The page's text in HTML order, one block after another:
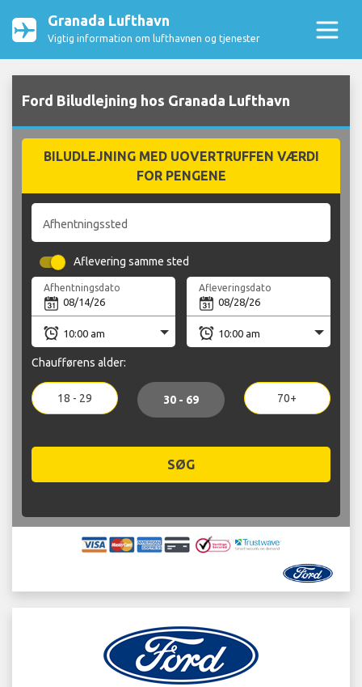
Granada Lufthavn
Vigtig information om lufthavnen og tjenester
Ford Biludlejning hos Granada Lufthavn
BILUDLEJNING MED UOVERTRUFFEN VÆRDI
FOR PENGENE
Afhentningssted
Aflevering samme sted
Afhentningsdato Afleveringsdato
Chaufførens alder:
18 - 29 30 - 69 70+
SØG